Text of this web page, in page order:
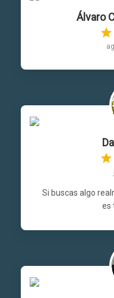
Álvaro
Si buscas algo
es